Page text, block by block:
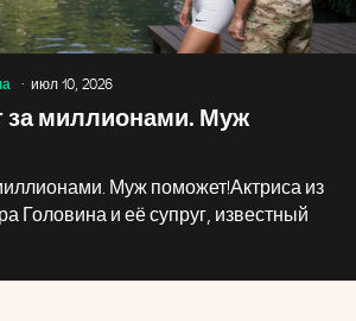
июл 10, 2026
за миллионами. Муж
Муж поможет!Актриса из
Головина и её супруг, известный